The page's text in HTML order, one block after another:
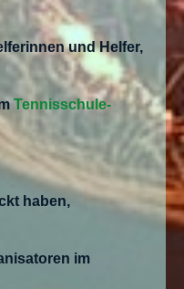
und Helfer,
Tennisschule-
haben,
im